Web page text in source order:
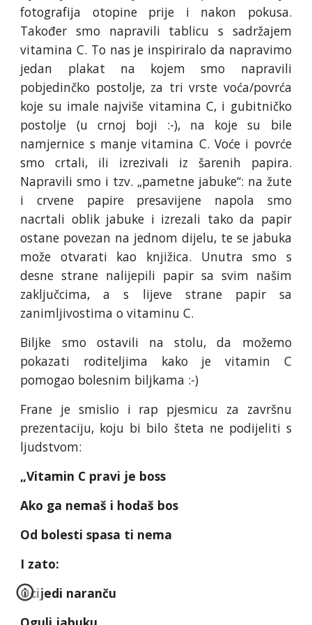
fotografija otopine prije i nakon pokusa.
Također smo napravili tablicu s sadržajem
vitamina C. To nas je inspiriralo da napravimo
jedan plakat na kojem smo napravili
pobjedinčko postolje, za tri vrste voća/povrća
koje su imale najviše vitamina C, i gubitničko
postolje (u crnoj boji :-), na koje su bile
namjernice s manje vitamina C. Voće i povrće
smo crtali, ili izrezivali iz šarenih papira.
Napravili smo i tzv. „pametne jabuke“: na žute
i crvene papire presavijene napola smo
nacrtali oblik jabuke i izrezali tako da papir
ostane povezan na jednom dijelu, te se jabuka
može otvarati kao knjižica. Unutra smo s
desne strane nalijepili papir sa svim našim
zaključcima, a s lijeve strane papir sa
zanimljivostima o vitaminu C.
Biljke smo ostavili na stolu, da možemo
pokazati roditeljima kako je vitamin C
pomogao bolesnim biljkama :-)
Frane je smislio i rap pjesmicu za završnu
prezentaciju, koju bi bilo šteta ne podijeliti s
ljudstvom:
„Vitamin C pravi je boss
Ako ga nemaš i hodaš bos
Od bolesti spasa ti nema
I zato:
Ocijedi naranču